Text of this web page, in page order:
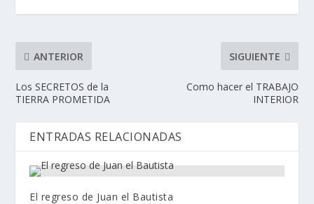
ANTERIOR
Los SECRETOS de la
TIERRA PROMETIDA
SIGUIENTE
Como hacer el TRABAJO
INTERIOR
ENTRADAS RELACIONADAS
El regreso de Juan el Bautista